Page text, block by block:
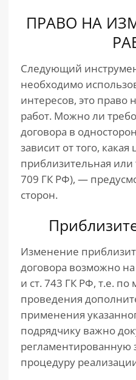
ПРАВО НА
Следующий
необходимо
интересов, это
работ. Можно ли
договора в
зависит от того,
приблизительная или
709 ГК РФ), —
сторон.
Изменение
договора возможно
и ст. 743 ГК РФ, т.е.
проведения
применения
подрядчику важно
регламентированную
процедуру